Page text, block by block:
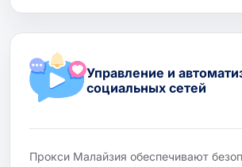
Управление и
социальных сетей
Прокси Малайзия обеспечивают